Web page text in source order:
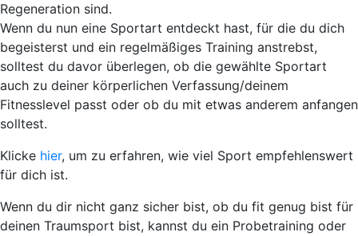
Regeneration sind.
Wenn du nun eine Sportart entdeckt hast, für die du dich
begeisterst und ein regelmäßiges Training anstrebst,
solltest du davor überlegen, ob die gewählte Sportart
auch zu deiner körperlichen Verfassung/deinem
Fitnesslevel passt oder ob du mit etwas anderem anfangen
solltest.
Klicke hier, um zu erfahren, wie viel Sport empfehlenswert
für dich ist.
Wenn du dir nicht ganz sicher bist, ob du fit genug bist für
deinen Traumsport bist, kannst du ein Probetraining oder